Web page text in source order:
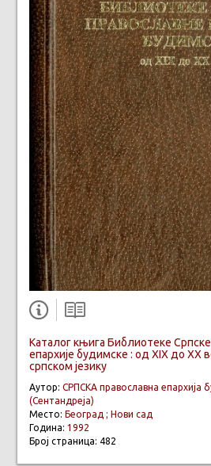
Каталог књига Библиотеке
епархије будимске : од XIX до XX
српском језику
Аутор: СРПСКА православна епархија
(Сентандреја)
Место: Београд ; Нови сад
Година: 1992
Број страница: 482